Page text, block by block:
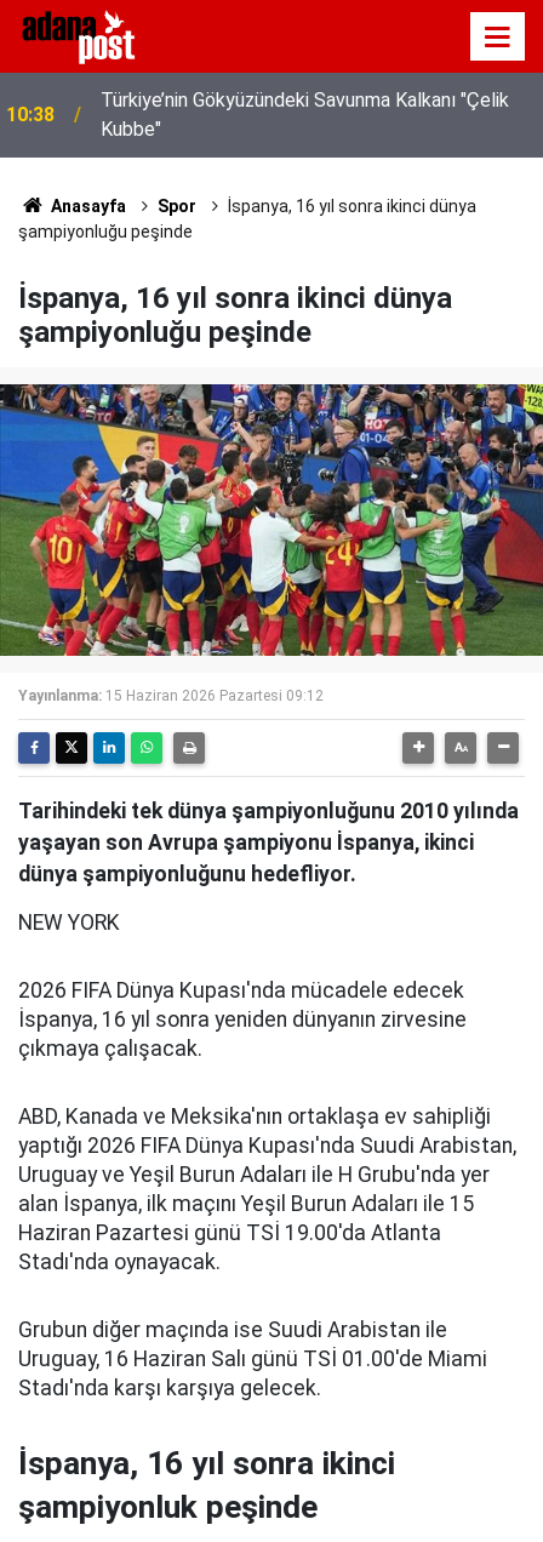
08:11
MHP Genel Başkanı Bahçeli: "(Çerçeve yasa) Bu
imzayla bin yıllık kardeşliğimiz bir kez daha
tescillenmiştir"
Anasayfa Spor
İspanya, 16 yıl sonra ikinci dünya
şampiyonluğu peşinde
İspanya, 16 yıl sonra ikinci dünya
şampiyonluğu peşinde
Yayınlanma: 15 Haziran 2026 Pazartesi 09:12
Tarihindeki tek dünya şampiyonluğunu 2010 yılında
yaşayan son Avrupa şampiyonu İspanya, ikinci
dünya şampiyonluğunu hedefliyor.
NEW YORK
2026 FIFA Dünya Kupası'nda mücadele edecek
İspanya, 16 yıl sonra yeniden dünyanın zirvesine
çıkmaya çalışacak.
ABD, Kanada ve Meksika'nın ortaklaşa ev sahipliği
yaptığı 2026 FIFA Dünya Kupası'nda Suudi Arabistan,
Uruguay ve Yeşil Burun Adaları ile H Grubu'nda yer
alan İspanya, ilk maçını Yeşil Burun Adaları ile 15
Haziran Pazartesi günü TSİ 19.00'da Atlanta
Stadı'nda oynayacak.
Grubun diğer maçında ise Suudi Arabistan ile
Uruguay, 16 Haziran Salı günü TSİ 01.00'de Miami
Stadı'nda karşı karşıya gelecek.
İspanya, 16 yıl sonra ikinci
şampiyonluk peşinde